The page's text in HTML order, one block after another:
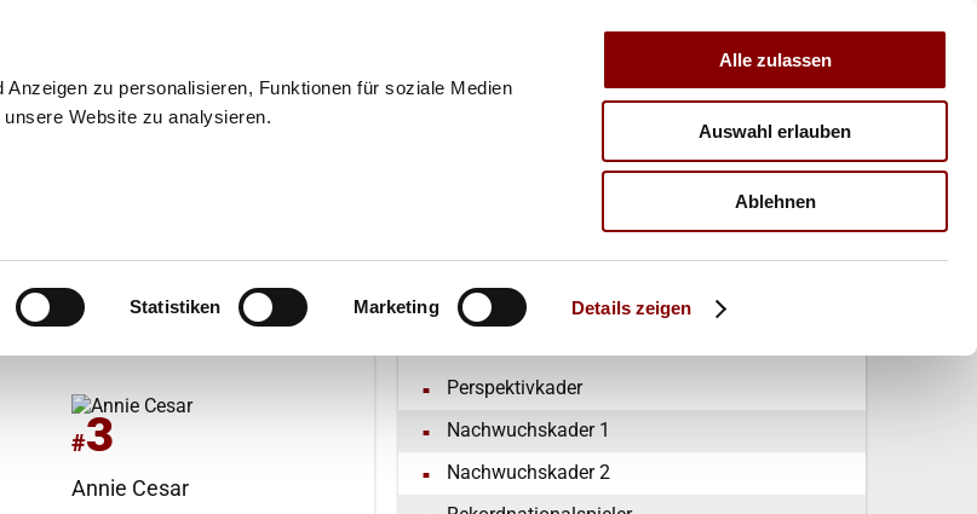
zu personalisieren, Funktionen für soziale Medien
Website zu analysieren.
Statistiken Marketing Details zeigen
Alle zulassen
Auswahl erlauben
Ablehnen
VERBAND TRAINER
#3
Annie Cesar
Perspektivkader
Nachwuchskader 1
Nachwuchskader 2